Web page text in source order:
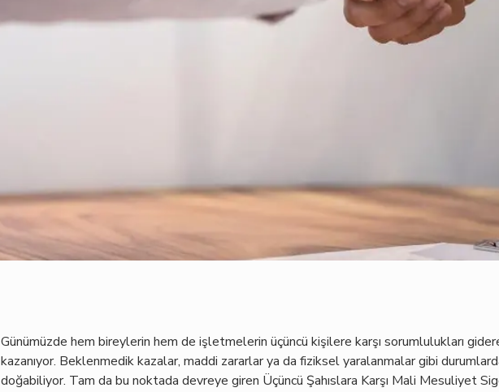
Günümüzde hem bireylerin hem de işletmelerin üçüncü kişilere karşı sorumlulukları
kazanıyor. Beklenmedik kazalar, maddi zararlar ya da fiziksel yaralanmalar gibi
doğabiliyor. Tam da bu noktada devreye giren Üçüncü Şahıslara Karşı Mali Mesuliyet